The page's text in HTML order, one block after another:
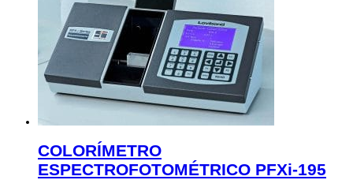
COLORÍMETRO
ESPECTROFOTOMÉTRICO PFXi-195